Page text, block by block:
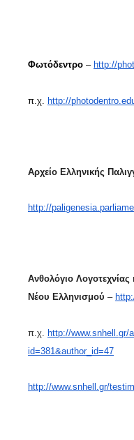
Φωτόδεντρο – http://
π.χ. http://
Αρχείο Ελληνικής
http://
Ανθολόγιο
Νέου Ελληνισμού –
π.χ. http://www.snhell.gr/
id=381&author_id=47
http://www.snhell.gr/